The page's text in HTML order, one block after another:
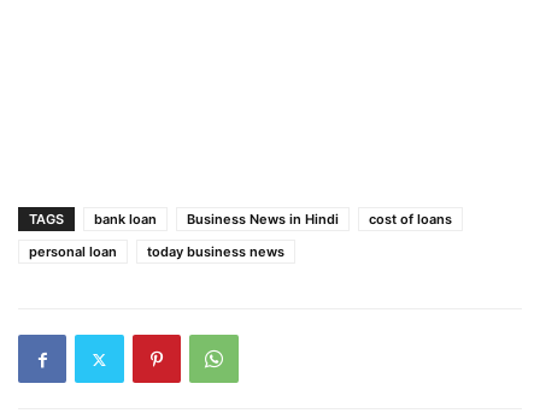
TAGS bank loan Business News in Hindi
cost of loans
personal loan
today business news